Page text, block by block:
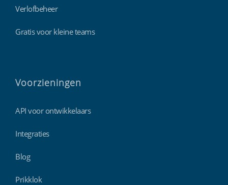
Verlofbeheer
Gratis voor kleine teams
Voorzieningen
API voor ontwikkelaars
Integraties
Blog
Prikklok